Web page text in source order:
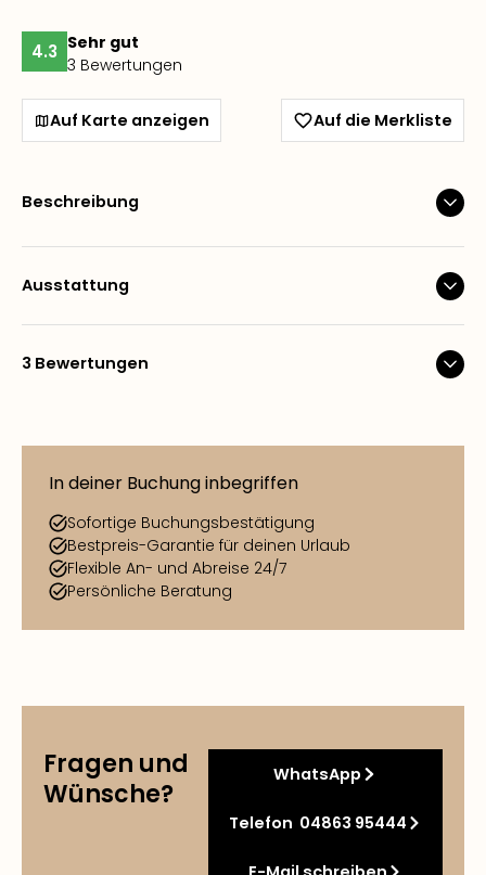
4.3 Sehr gut
3 Bewertungen
Auf Karte anzeigen Auf die Merkliste
Beschreibung
Ausstattung
3 Bewertungen
In deiner Buchung inbegriffen
Sofortige Buchungsbestätigung
Bestpreis-Garantie für deinen Urlaub
Flexible An- und Abreise 24/7
Persönliche Beratung
Fragen und
Wünsche?
WhatsApp
Telefon 04863 95444